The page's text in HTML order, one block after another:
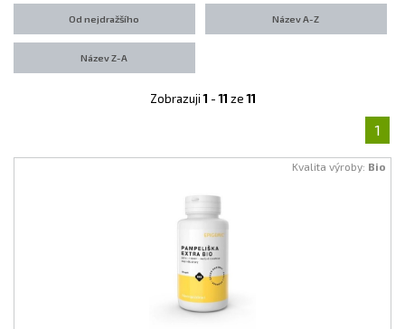
Od nejdražšího Název A-Z
Název Z-A
Zobrazuji1 -11 ze11
1
Kvalita výroby: Bio